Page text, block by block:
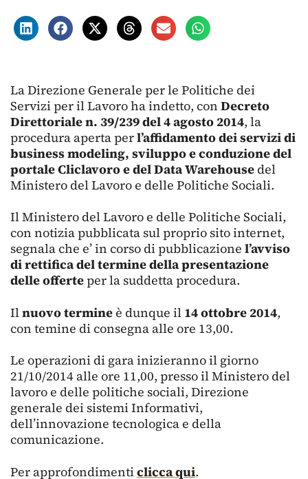
La Direzione Generale per le Politiche dei
Servizi per il Lavoro ha indetto, con Decreto
Direttoriale n. 39/239 del 4 agosto 2014, la
procedura aperta perl’affidamento dei servizi di
business modeling, sviluppo e conduzione del
portale Cliclavoro e del Data Warehousedel
Ministero del Lavoro e delle Politiche Sociali.
Il Ministero del Lavoro e delle Politiche Sociali,
con notizia pubblicata sul proprio sito internet,
segnala che e’ in corso di pubblicazione l’avviso
di rettifica del termine della presentazione
delle offerteper la suddetta procedura.
Ilnuovo termineè dunque il 14 ottobre 2014,
con temine di consegna alle ore 13,00.
Le operazioni di gara inizieranno il giorno
21/10/2014 alle ore 11,00, presso il Ministero del
lavoro e delle politiche sociali, Direzione
generale dei sistemi Informativi,
dell’innovazione tecnologica e della
comunicazione.
Per approfondimenticlicca qui.